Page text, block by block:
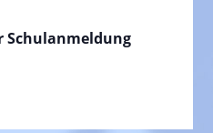
Schulanmeldung